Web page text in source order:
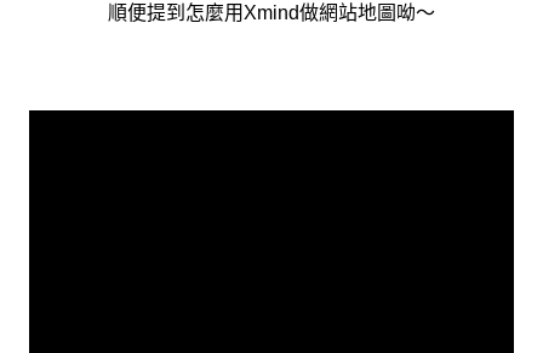
順便提到怎麼用Xmind做網站地圖呦～